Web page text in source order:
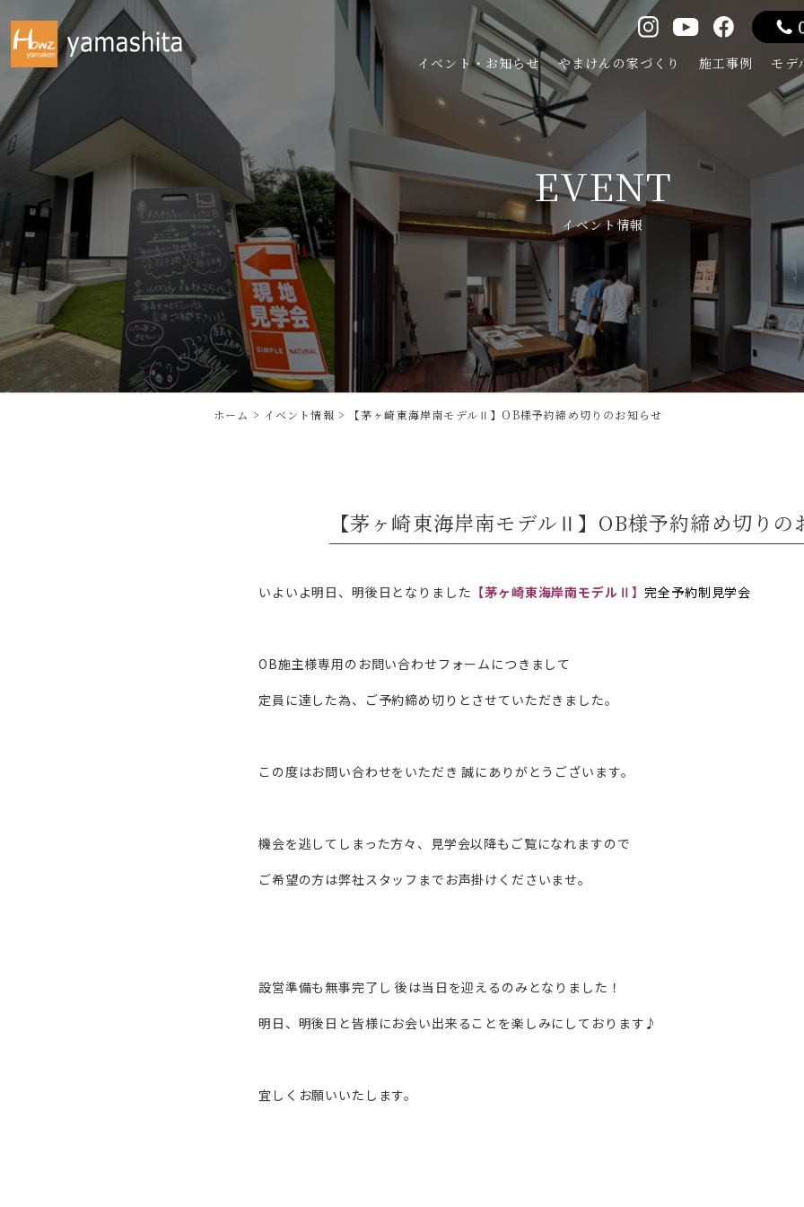
イベント・お知らせ やまけんの家づくり 施工事例 モデ
EVENT
イベント情報
ホーム イベント情報 【茅ヶ崎東海岸南モデルⅡ】OB様予約締め切りのお知らせ
【茅ヶ崎東海岸南モデルⅡ】OB様予約締め切りの
いよいよ明日、明後日となりました 【茅ヶ崎東海岸南モデルⅡ】完全予約制見学会
OB施主様専用のお問い合わせフォームにつきまして
定員に達した為、ご予約締め切りとさせていただきました。
この度はお問い合わせをいただき 誠にありがとうございます。
機会を逃してしまった方々、見学会以降もご覧になれますので
ご希望の方は弊社スタッフまでお声掛けくださいませ。
設営準備も無事完了し 後は当日を迎えるのみとなりました！
明日、明後日と皆様にお会い出来ることを楽しみにしております♪
宜しくお願いいたします。